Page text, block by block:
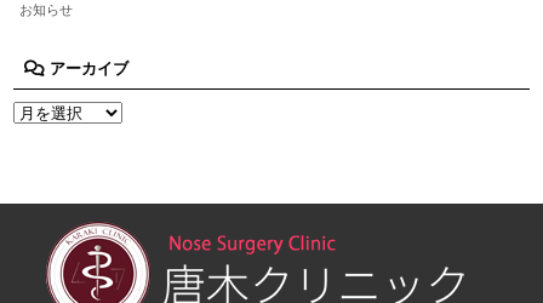
お知らせ
アーカイブ